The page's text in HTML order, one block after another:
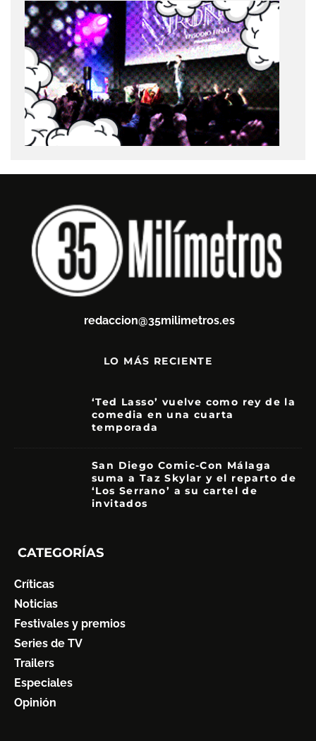
redaccion@35milimetros.es
LO MÁS RECIENTE
‘Ted Lasso’ vuelve como rey de la
comedia en una cuarta
temporada
San Diego Comic-Con Málaga
suma a Taz Skylar y el reparto de
‘Los Serrano’ a su cartel de
invitados
CATEGORÍAS
Críticas
Noticias
Festivales y premios
Series de TV
Trailers
Especiales
Opinión